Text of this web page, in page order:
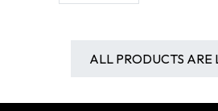
ALL PRODUCTS ARE